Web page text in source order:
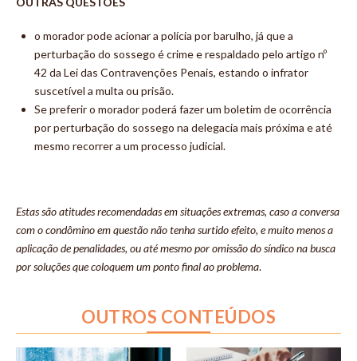
o morador pode acionar a polícia por barulho, já que a
perturbação do sossego é crime e respaldado pelo artigo nº
42 da Lei das Contravenções Penais, estando o infrator
suscetível a multa ou prisão.
Se preferir o morador poderá fazer um boletim de ocorrência
por perturbação do sossego na delegacia mais próxima e até
mesmo recorrer a um processo judicial.
Estas são atitudes recomendadas em situações extremas, caso a conversa
com o condômino em questão não tenha surtido efeito, e muito menos a
aplicação de penalidades, ou até mesmo por omissão do síndico na busca
por soluções que coloquem um ponto final ao problema.
OUTROS CONTEÚDOS